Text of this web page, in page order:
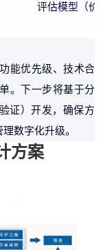
评估模型（价
能优先级、技术合
。下一步将基于分
证）开发，确保方
数字化升级。
方案